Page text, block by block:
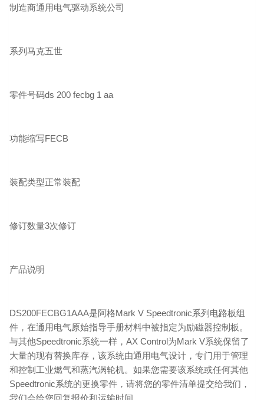
制造商通用电气驱动系统公司
系列马克五世
零件号码ds 200 fecbg 1 aa
功能缩写FECB
装配类型正常装配
修订数量3次修订
产品说明
DS200FECBG1AAA是阿格Mark V Speedtronic系列电路板组
件，在通用电气原始指导手册材料中被指定为励磁器控制板。
与其他Speedtronic系统一样，AX Control为Mark V系统保留了
大量的现有替换库存，该系统由通用电气设计，专门用于管理
和控制工业燃气和蒸汽涡轮机。如果您需要该系统或任何其他
Speedtronic系统的更换零件，请将您的零件清单提交给我们，
我们会给您回复报价和运输时间。